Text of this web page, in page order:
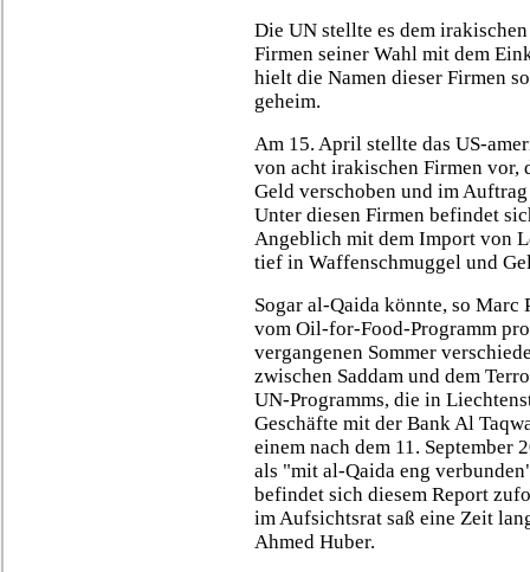
Die UN stellte es dem
Firmen seiner Wahl mit dem
hielt die Namen dieser Firmen
geheim.
Am 15. April stellte das US-
von acht irakischen Firmen vor,
Geld verschoben und im
Unter diesen Firmen befindet
Angeblich mit dem Import von
tief in Waffenschmuggel und
Sogar al-Qaida könnte, so Marc
vom Oil-for-Food-Programm
vergangenen Sommer
zwischen Saddam und dem
UN-Programms, die in
Geschäfte mit der Bank Al
einem nach dem 11.
als "mit al-Qaida eng
befindet sich diesem Report
im Aufsichtsrat saß eine Zeit
Ahmed Huber.